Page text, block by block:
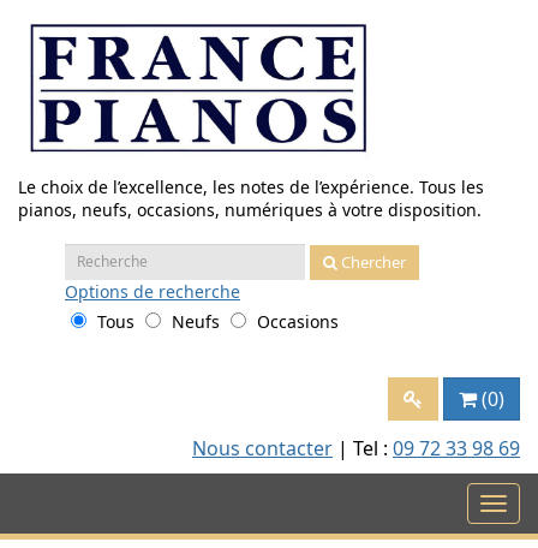
contenu
Le choix de l’excellence, les notes de l’expérience. Tous les
pianos, neufs, occasions, numériques à votre disposition.
Recherche
:
Chercher
Options de recherche
Tous
Neufs Occasions
(0)
Nous contacter | Tel : 09 72 33 98 69